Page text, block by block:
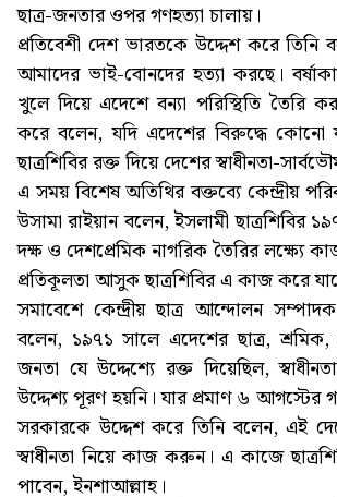
ছাত্র-জনতার ওপর গণহত্যা চালায়।
প্রতিবেশী দেশ ভারতকে উদ্দেশ করে তিনি
আমাদের ভাই-বোনদের হত্যা করছে।
খুলে দিয়ে এদেশে বন্যা পরিস্থিতি তৈরি
করে বলেন, যদি এদেশের বিরুদ্ধে কোনো
ছাত্রশিবির রক্ত দিয়ে দেশের স্বাধীনতা-
এ সময় বিশেষ অতিথির বক্তব্যে কেন্দ্রীয়
উসামা রাইয়ান বলেন, ইসলামী ছাত্রশিবির
দক্ষ ও দেশপ্রেমিক নাগরিক তৈরির লক্ষ্যে
প্রতিকূলতা আসুক ছাত্রশিবির এ কাজ করে
সমাবেশে কেন্দ্রীয় ছাত্র আন্দোলন
বলেন, ১৯৭১ সালে এদেশের ছাত্র,
জনতা যে উদ্দেশ্যে রক্ত দিয়েছিল,
উদ্দেশ্য পূরণ হয়নি। যার প্রমাণ ৬ আগস্টের
সরকারকে উদ্দেশ করে তিনি বলেন, এই
স্বাধীনতা নিয়ে কাজ করুন। এ কাজে
পাবেন, ইনশাআল্লাহ।